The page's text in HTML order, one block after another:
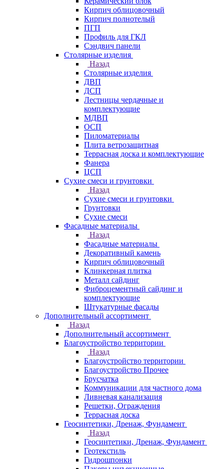
Кирпич облицовочный
Кирпич полнотелый
ПГП
Профиль для ГКЛ
Сэндвич панели
Столярные изделия
Назад
Столярные изделия
ДВП
ДСП
Лестницы чердачные и
комплектующие
МДВП
ОСП
Пиломатериалы
Плита ветрозащитная
Террасная доска и комплектующие
Фанера
ЦСП
Сухие смеси и грунтовки
Назад
Сухие смеси и грунтовки
Грунтовки
Сухие смеси
Фасадные материалы
Назад
Фасадные материалы
Декоративный камень
Кирпич облицовочный
Клинкерная плитка
Металл сайдинг
Фиброцементный сайдинг и
комплектующие
Штукатурные фасады
Дополнительный ассортимент
Назад
Дополнительный ассортимент
Благоустройство территории
Назад
Благоустройство территории
Благоустройство Прочее
Брусчатка
Коммуникации для частного дома
Ливневая канализация
Решетки, Ограждения
Террасная доска
Геосинтетики, Дренаж, Фундамент
Назад
Геосинтетики, Дренаж, Фундамент
Геотекстиль
Гидрошпонки